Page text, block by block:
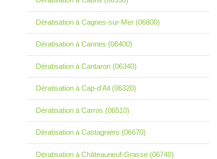
Dératisation à Cagnes-sur-Mer (06800)
Dératisation à Cannes (06400)
Dératisation à Cantaron (06340)
Dératisation à Cap-d'Ail (06320)
Dératisation à Carros (06510)
Dératisation à Castagniers (06670)
Dératisation à Châteauneuf-Grasse (06740)